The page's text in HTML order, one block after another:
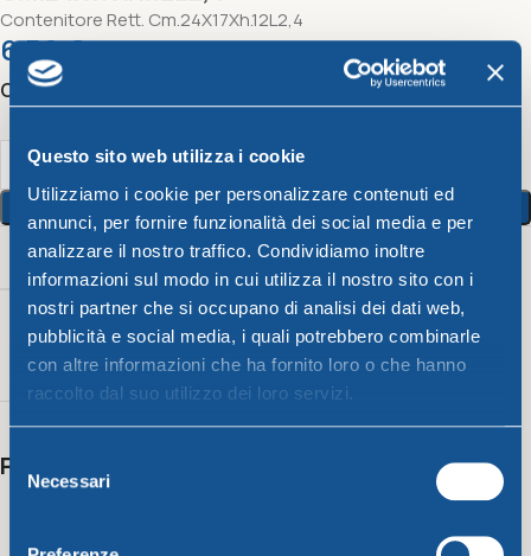
Questo sito web utilizza i cookie
Utilizziamo i cookie per personalizzare contenuti ed
annunci, per fornire funzionalità dei social media e per
analizzare il nostro traffico. Condividiamo inoltre
informazioni sul modo in cui utilizza il nostro sito con i
nostri partner che si occupano di analisi dei dati web,
pubblicità e social media, i quali potrebbero combinarle
con altre informazioni che ha fornito loro o che hanno
raccolto dal suo utilizzo dei loro servizi.
Selezione
delNecessari
Contenitore Rett. Cm.24X17Xh.12L2,4
6,56€
Color
Aggiungi Al Carrello
Peso
250 g
Color
Fucsia,
Blu,
Verde
Capacità
2,4 lt
Potrebbero interessarti anche